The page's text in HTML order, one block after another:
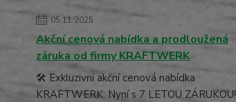
05.11.2025
Akční cenová nabídka a prodloužená
záruka od firmy KRAFTWERK
🛠️ Exkluzivní akční cenová nabídka
KRAFTWERK: Nyní s 7 LETOU ZÁRUKOU!